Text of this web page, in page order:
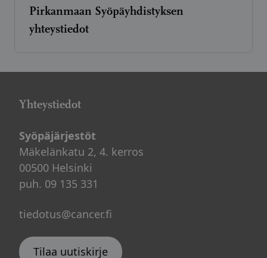
Pirkanmaan Syöpäyhdistyksen
yhteystiedot
Yhteystiedot
Syöpäjärjestöt
Mäkelänkatu 2, 4. kerros
00500 Helsinki
puh. 09 135 331
tiedotus@cancer.fi
Tilaa uutiskirje